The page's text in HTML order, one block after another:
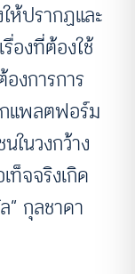
ห้ปรากฏและ
องที่ต้องใช้
งการการ
แพลตฟอร์ม
ในวงกว้าง
ท็จจริงเกิด
กุลชาดา